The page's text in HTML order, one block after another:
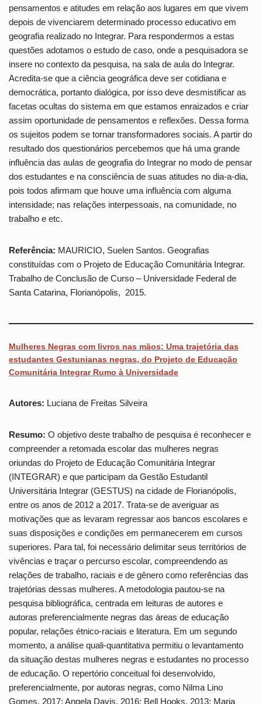
pensamentos e atitudes em relação aos lugares em que vivem
depois de vivenciarem determinado processo educativo em
geografia realizado no Integrar. Para respondermos a estas
questões adotamos o estudo de caso, onde a pesquisadora se
insere no contexto da pesquisa, na sala de aula do Integrar.
Acredita-se que a ciência geográfica deve ser cotidiana e
democrática, portanto dialógica, por isso deve desmistificar as
facetas ocultas do sistema em que estamos enraizados e criar
assim oportunidade de pensamentos e reflexões. Dessa forma
os sujeitos podem se tornar transformadores sociais. A partir do
resultado dos questionários percebemos que há uma grande
influência das aulas de geografia do Integrar no modo de pensar
dos estudantes e na consciência de suas atitudes no dia-a-dia,
pois todos afirmam que houve uma influência com alguma
intensidade; nas relações interpessoais, na comunidade, no
trabalho e etc.
Referência: MAURICIO, Suelen Santos. Geografias
constituídas com o Projeto de Educação Comunitária Integrar.
Trabalho de Conclusão de Curso – Universidade Federal de
Santa Catarina, Florianópolis, 2015.
Mulheres Negras com livros nas mãos: Uma trajetória das
estudantes Gestunianas negras, do Projeto de Educação
Comunitária Integrar Rumo à Universidade
Autores: Luciana de Freitas Silveira
Resumo: O objetivo deste trabalho de pesquisa é reconhecer e
compreender a retomada escolar das mulheres negras
oriundas do Projeto de Educação Comunitária Integrar
(INTEGRAR) e que participam da Gestão Estudantil
Universitária Integrar (GESTUS) na cidade de Florianópolis,
entre os anos de 2012 a 2017. Trata-se de averiguar as
motivações que as levaram regressar aos bancos escolares e
suas disposições e condições em permanecerem em cursos
superiores. Para tal, foi necessário delimitar seus territórios de
vivências e traçar o percurso escolar, compreendendo as
relações de trabalho, raciais e de gênero como referências das
trajetórias dessas mulheres. A metodologia pautou-se na
pesquisa bibliográfica, centrada em leituras de autores e
autoras preferencialmente negras das áreas de educação
popular, relações étnico-raciais e literatura. Em um segundo
momento, a análise quali-quantitativa permitiu o levantamento
da situação destas mulheres negras e estudantes no processo
de educação. O repertório conceitual foi desenvolvido,
preferencialmente, por autoras negras, como Nilma Lino
Gomes, 2017; Angela Davis, 2016; Bell Hooks, 2013; Maria